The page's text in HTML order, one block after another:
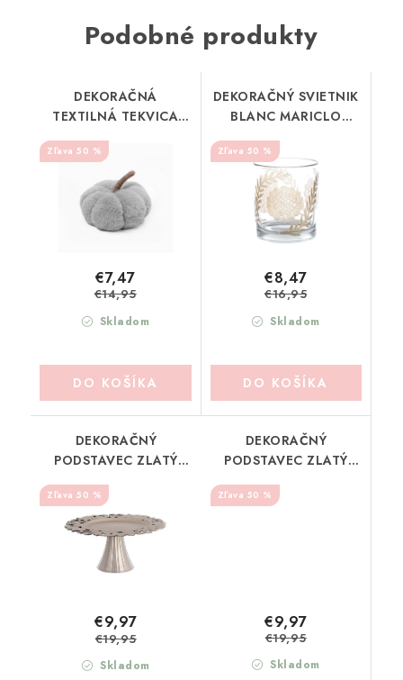
Podobné produkty
DEKORAČNÁ
TEXTILNÁ TEKVICA
BLANC MARICLO
(A36847)
50 %
Skladom
€7,47
€14,95
DO KOŠÍKA
DEKORAČNÝ SVIETNIK
BLANC MARICLO
(A37018)
50 %
Skladom
€8,47
€16,95
DO KOŠÍKA
DEKORAČNÝ
PODSTAVEC ZLATÝ
(A36756)
50 %
Skladom
€9,97
€19,95
DEKORAČNÝ
PODSTAVEC ZLATÝ
(A36757)
50 %
Skladom
€9,97
€19,95